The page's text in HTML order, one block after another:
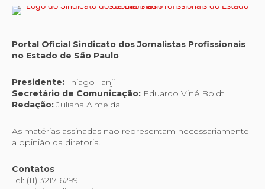
Portal Oficial Sindicato dos Jornalistas Profissionais
no Estado de São Paulo
Presidente:Thiago Tanji
Secretário de Comunicação: Eduardo Viné Boldt
Redação:Juliana Almeida
As matérias assinadas não representam necessariamente
a opinião da diretoria.
Contatos
Tel: (11) 3217-6299